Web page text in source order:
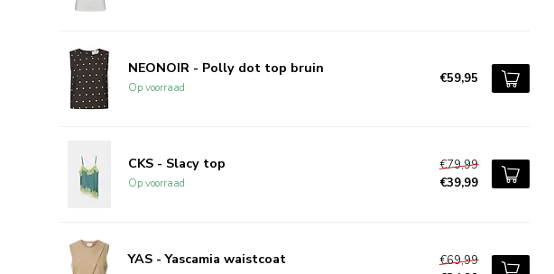
NEONOIR - Polly dot top bruin
Op voorraad
€59,95
CKS - Slacy top
Op voorraad
€79,99
€39,99
YAS - Yascamia waistcoat
€69,99